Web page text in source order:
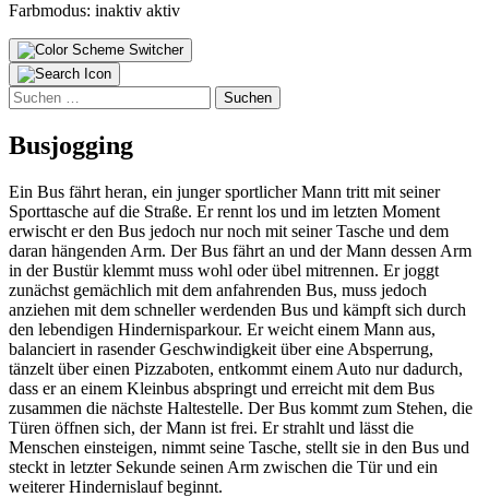
Farbmodus: inaktiv aktiv
Suchen
nach:
Bus­jog­ging
Ein Bus fährt heran, ein junger sportlicher Mann tritt mit seiner
Sporttasche auf die Straße. Er rennt los und im letzten Moment
erwischt er den Bus jedoch nur noch mit seiner Tasche und dem
daran hängenden Arm. Der Bus fährt an und der Mann dessen Arm
in der Bustür klemmt muss wohl oder übel mitrennen. Er joggt
zunächst gemächlich mit dem anfahrenden Bus, muss jedoch
anziehen mit dem schneller werdenden Bus und kämpft sich durch
den lebendigen Hindernisparkour. Er weicht einem Mann aus,
balanciert in rasender Geschwindigkeit über eine Absperrung,
tänzelt über einen Pizzaboten, entkommt einem Auto nur dadurch,
dass er an einem Kleinbus abspringt und erreicht mit dem Bus
zusammen die nächste Haltestelle. Der Bus kommt zum Stehen, die
Türen öffnen sich, der Mann ist frei. Er strahlt und lässt die
Menschen einsteigen, nimmt seine Tasche, stellt sie in den Bus und
steckt in letzter Sekunde seinen Arm zwischen die Tür und ein
weiterer Hindernislauf beginnt.